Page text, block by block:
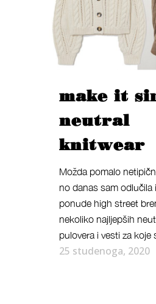
make it
neutral
knitwear
Možda pomalo
no danas sam odlučila
ponude high street
nekoliko najljepših
pulovera i vesti za koje
25 studenoga, 2020